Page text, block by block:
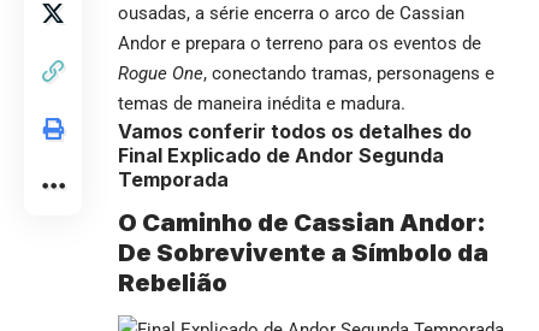
ousadas, a série encerra o arco de Cassian
Andor e prepara o terreno para os eventos de
Rogue One, conectando tramas, personagens e
temas de maneira inédita e madura.
Vamos conferir todos os detalhes do
Final Explicado de Andor Segunda
Temporada
O Caminho de Cassian Andor:
De Sobrevivente a Símbolo da
Rebelião